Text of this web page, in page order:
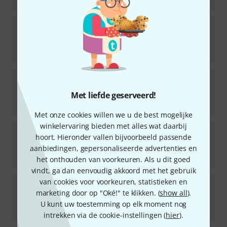
Met liefde geserveerd!
Met onze cookies willen we u de best mogelijke
winkelervaring bieden met alles wat daarbij
hoort. Hieronder vallen bijvoorbeeld passende
aanbiedingen, gepersonaliseerde advertenties en
het onthouden van voorkeuren. Als u dit goed
vindt, ga dan eenvoudig akkoord met het gebruik
van cookies voor voorkeuren, statistieken en
marketing door op "Oké!" te klikken. (show all).
U kunt uw toestemming op elk moment nog
intrekken via de cookie-instellingen (hier).
Brasstrail Duet Series 1 French Horn
Direct leverbaar
Direct leverbaar
Hal Leonard101 Simple Songs Horn
Direct leverbaar
€28
Alfred Music Publishing Movie Trios For All Horn
Direct leverbaar
€11,90